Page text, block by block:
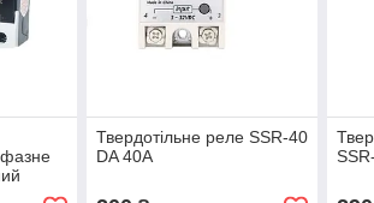
Твердотільне реле SSR-40
DA 40A